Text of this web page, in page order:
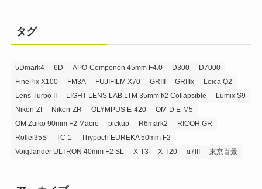
タグ
5Dmark4 6D APO-Componon 45mm F4.0 D300
D7000
FinePix X100
FM3A FUJIFILM X70 GRIII GRIIIx
Leica Q2
Lens Turbo II
LIGHT LENS LAB LTM 35mm f/2 Collapsible
Lumix S9
Nikon-Zf
Nikon-ZR OLYMPUS E-420
OM-D E-M5
OM Zuiko 90mm F2 Macro
pickup R6mark2
RICOH GR
Rollei35S
TC-1
Thypoch EUREKA 50mm F2
Voigtlander ULTRON 40mm F2 SL
X-T3 X-T20 α7III 東京百景